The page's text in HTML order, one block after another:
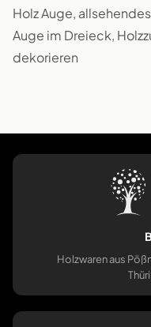
Holz Auge,
Auge im Dreieck,
dekorieren
Holzwaren aus